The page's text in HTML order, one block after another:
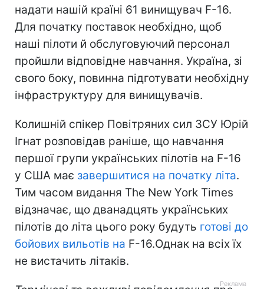
надати нашій країні 61 винищувач F-16.
Для початку поставок необхідно, щоб
наші пілоти й обслуговуючий персонал
пройшли відповідне навчання. Україна, зі
свого боку, повинна підготувати необхідну
інфраструктуру для винищувачів.
Колишній спікер Повітряних сил ЗСУ Юрій
Ігнат розповідав раніше, що навчання
першої групи українських пілотів на F-16
у США має завершитися на початку літа.
Тим часом видання The New York Times
відзначає, що дванадцять українських
пілотів до літа цього року будуть готові до
бойових вильотів на F-16.Однак на всіх їх
не вистачить літаків.